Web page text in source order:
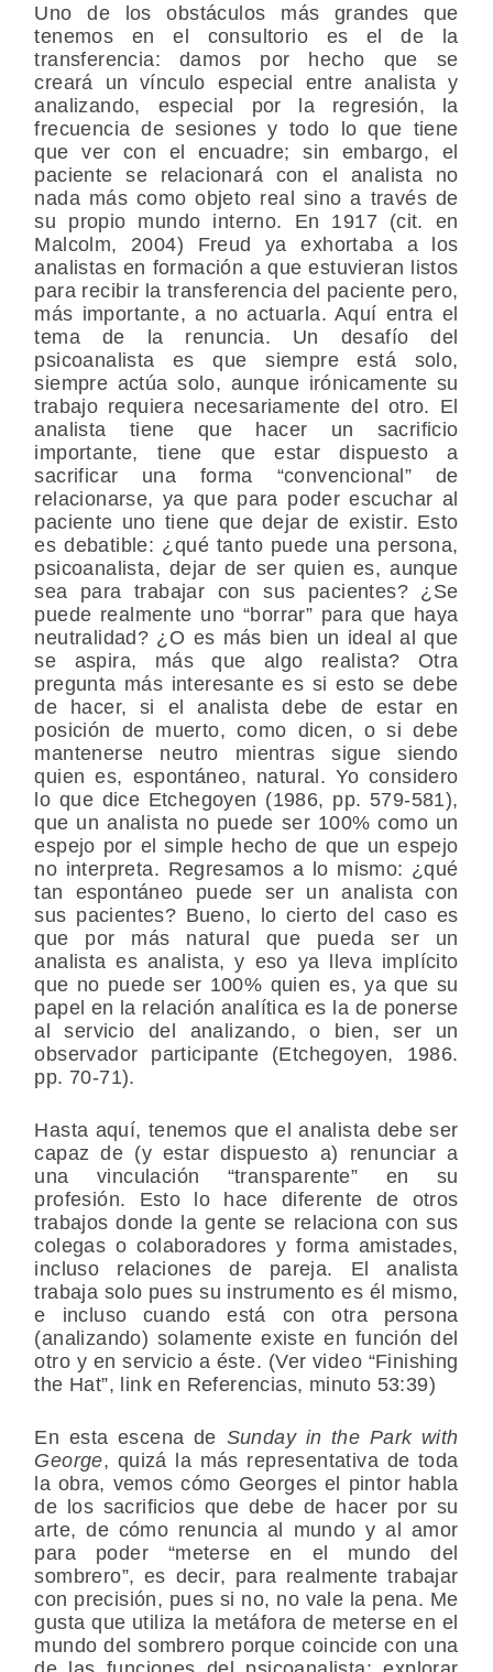
Uno de los obstáculos más grandes que
tenemos en el consultorio es el de la
transferencia: damos por hecho que se
creará un vínculo especial entre analista y
analizando, especial por la regresión, la
frecuencia de sesiones y todo lo que tiene
que ver con el encuadre; sin embargo, el
paciente se relacionará con el analista no
nada más como objeto real sino a través de
su propio mundo interno. En 1917 (cit. en
Malcolm, 2004) Freud ya exhortaba a los
analistas en formación a que estuvieran listos
para recibir la transferencia del paciente pero,
más importante, a no actuarla. Aquí entra el
tema de la renuncia. Un desafío del
psicoanalista es que siempre está solo,
siempre actúa solo, aunque irónicamente su
trabajo requiera necesariamente del otro. El
analista tiene que hacer un sacrificio
importante, tiene que estar dispuesto a
sacrificar una forma “convencional” de
relacionarse, ya que para poder escuchar al
paciente uno tiene que dejar de existir. Esto
es debatible: ¿qué tanto puede una persona,
psicoanalista, dejar de ser quien es, aunque
sea para trabajar con sus pacientes? ¿Se
puede realmente uno “borrar” para que haya
neutralidad? ¿O es más bien un ideal al que
se aspira, más que algo realista? Otra
pregunta más interesante es si esto se debe
de hacer, si el analista debe de estar en
posición de muerto, como dicen, o si debe
mantenerse neutro mientras sigue siendo
quien es, espontáneo, natural. Yo considero
lo que dice Etchegoyen (1986, pp. 579-581),
que un analista no puede ser 100% como un
espejo por el simple hecho de que un espejo
no interpreta. Regresamos a lo mismo: ¿qué
tan espontáneo puede ser un analista con
sus pacientes? Bueno, lo cierto del caso es
que por más natural que pueda ser un
analista es analista, y eso ya lleva implícito
que no puede ser 100% quien es, ya que su
papel en la relación analítica es la de ponerse
al servicio del analizando, o bien, ser un
observador participante (Etchegoyen, 1986.
pp. 70-71).
Hasta aquí, tenemos que el analista debe ser
capaz de (y estar dispuesto a) renunciar a
una vinculación “transparente” en su
profesión. Esto lo hace diferente de otros
trabajos donde la gente se relaciona con sus
colegas o colaboradores y forma amistades,
incluso relaciones de pareja. El analista
trabaja solo pues su instrumento es él mismo,
e incluso cuando está con otra persona
(analizando) solamente existe en función del
otro y en servicio a éste. (Ver video “Finishing
the Hat”, link en Referencias, minuto 53:39)
En esta escena de Sunday in the Park with
George, quizá la más representativa de toda
la obra, vemos cómo Georges el pintor habla
de los sacrificios que debe de hacer por su
arte, de cómo renuncia al mundo y al amor
para poder “meterse en el mundo del
sombrero”, es decir, para realmente trabajar
con precisión, pues si no, no vale la pena. Me
gusta que utiliza la metáfora de meterse en el
mundo del sombrero porque coincide con una